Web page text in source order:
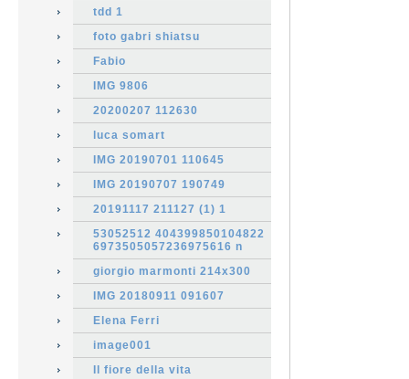
tdd 1
foto gabri shiatsu
Fabio
IMG 9806
20200207 112630
luca somart
IMG 20190701 110645
IMG 20190707 190749
20191117 211127 (1) 1
53052512 404399850104822
6973505057236975616 n
giorgio marmonti 214x300
IMG 20180911 091607
Elena Ferri
image001
Il fiore della vita